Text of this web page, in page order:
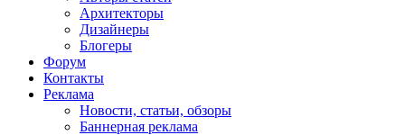
Архитекторы
Дизайнеры
Блогеры
Форум
Контакты
Реклама
Новости, статьи, обзоры
Баннерная реклама